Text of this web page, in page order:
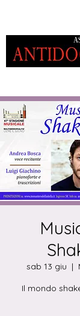
sab 13 giu
  |
Il mondo